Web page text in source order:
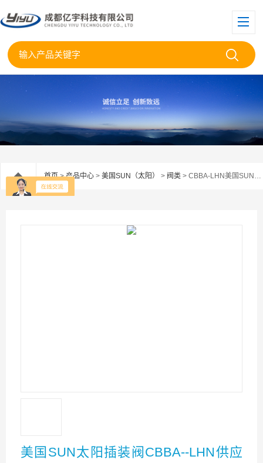
首页>产品中心 > 美国SUN（太阳） > 阀类 > CBBA-LHN美国SUN太阳插装阀CBBA--LHN供应现货
美国SUN太阳插装阀CBBA--LHN供应